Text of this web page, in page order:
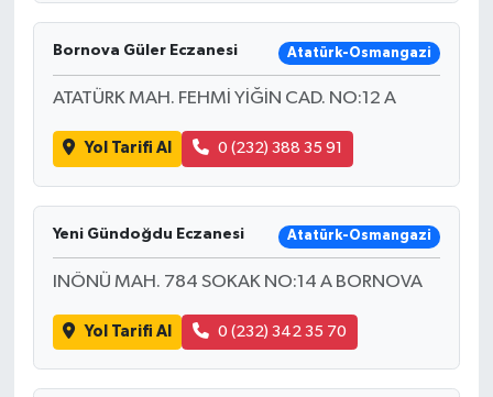
Bornova Güler Eczanesi Atatürk-Osmangazi
ATATÜRK MAH. FEHMİ YİĞİN CAD. NO:12 A
Yol Tarifi Al 0 (232) 388 35 91
Yeni Gündoğdu Eczanesi Atatürk-Osmangazi
INÖNÜ MAH. 784 SOKAK NO:14 A BORNOVA
Yol Tarifi Al 0 (232) 342 35 70